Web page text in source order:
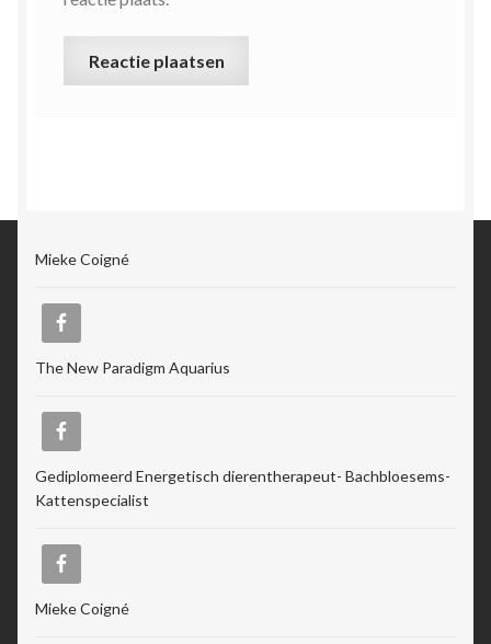
Mieke Coigné
The New Paradigm Aquarius
Gediplomeerd Energetisch dierentherapeut- Bachbloesems-
Kattenspecialist
Mieke Coigné